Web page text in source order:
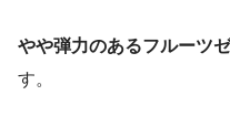
やや弾力のあるフルーツ
す。